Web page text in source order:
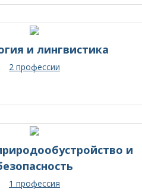
и лингвистика
2 профессии
и
1 профессия